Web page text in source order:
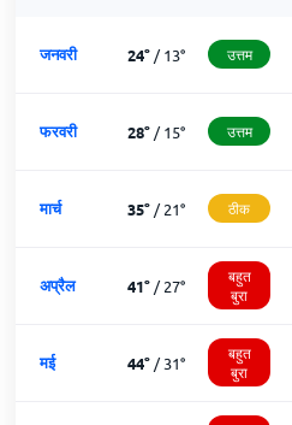
जनवरी 24°/13° उत्तम
फरवरी 28°/15° उत्तम
मार्च 35°/21° ठीक
अप्रैल 41°/27°
बहुत
बुरा
मई 44°/31°
बहुत
बुरा